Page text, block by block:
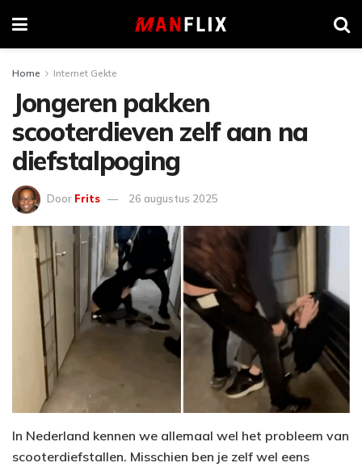
Home Internet Gekte
Jongeren pakken
scooterdieven zelf aan na
diefstalpoging
Door Frits 26 augustus 2025
In Nederland kennen we allemaal wel het probleem van
scooterdiefstallen. Misschien ben je zelf wel eens